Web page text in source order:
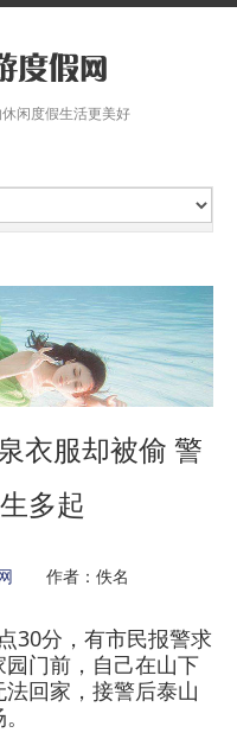
闲度假生活更美好
衣服却被偷 警
多起
作者：佚名
分，有市民报警求
门前，自己在山下
回家，接警后泰山